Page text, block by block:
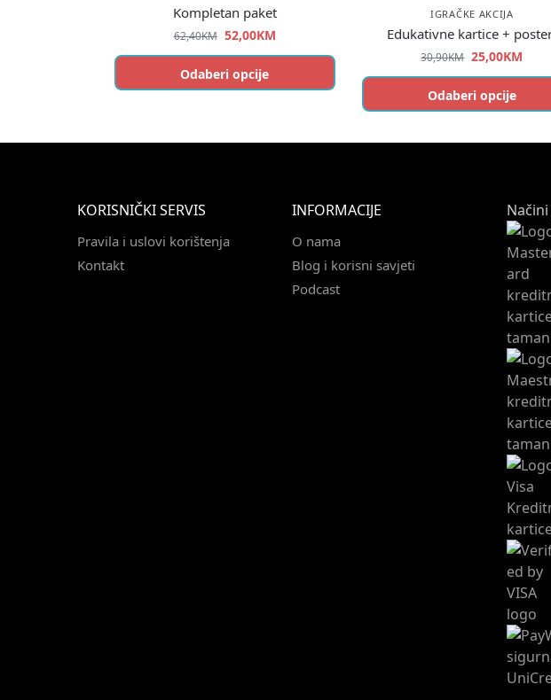
Kompletan paket
62,40KM 52,00KM
Odaberi opcije
IGRAČKE AKCIJA
Edukativne kartice +
30,90KM 25,00KM
Odaberi opcije
KORISNIČKI SERVIS
Pravila i uslovi korištenja
Kontakt
INFORMACIJE
O nama
Blog i korisni savjeti
Podcast